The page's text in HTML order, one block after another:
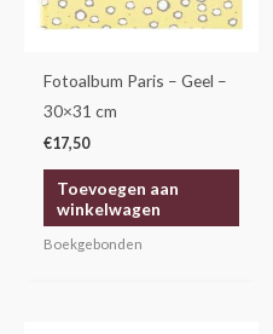
Fotoalbum Paris – Geel –
30×31 cm
€17,50
Toevoegen aan
winkelwagen
Boekgebonden